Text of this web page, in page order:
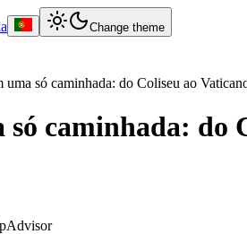
Change theme
uma só caminhada: do Coliseu ao
só caminhada: do